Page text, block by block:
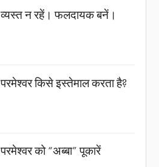
व्यस्त न रहें। फलदायक बनें।
परमेश्वर किसे इस्तेमाल करता है?
परमेश्वर को “अब्बा” पूकारें